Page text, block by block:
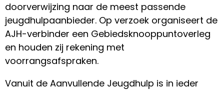
doorverwijzing naar de meest passende
jeugdhulpaanbieder. Op verzoek organiseert de
AJH-verbinder een Gebiedsknooppuntoverleg
en houden zij rekening met
voorrangsafspraken.
Vanuit de Aanvullende Jeugdhulp is in ieder